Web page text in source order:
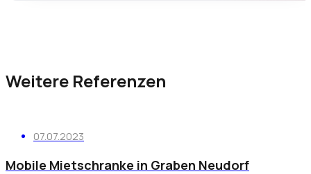
Weitere Referenzen
07.07.2023
Mobile Mietschranke in Graben Neudorf